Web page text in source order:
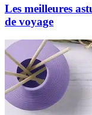
Les meilleures
de voyage